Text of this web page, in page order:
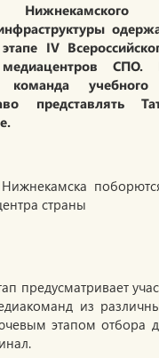
Нижнекамского
IV
СПО.
команда учебного
представлять
предусматривает
из
этапом отбора